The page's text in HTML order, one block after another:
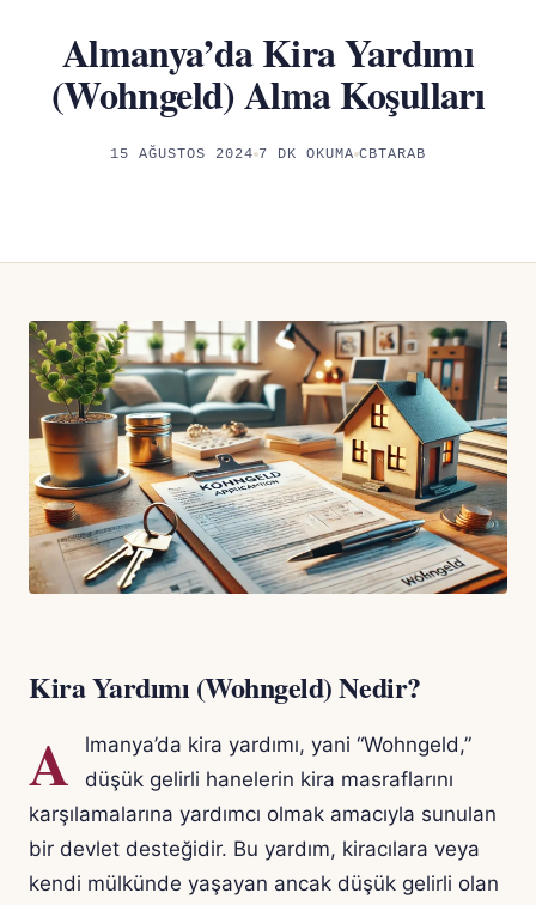
Almanya’da Kira Yardımı
(Wohngeld) Alma Koşulları
15 AĞUSTOS 2024 7 DK OKUMA CBTARAB
Kira Yardımı (Wohngeld) Nedir?
A
lmanya’da kira yardımı, yani “Wohngeld,”
düşük gelirli hanelerin kira masraflarını
karşılamalarına yardımcı olmak amacıyla sunulan
bir devlet desteğidir. Bu yardım, kiracılara veya
kendi mülkünde yaşayan ancak düşük gelirli olan